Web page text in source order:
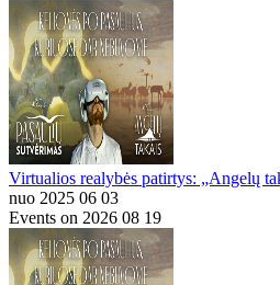
Virtualios realybės patirtys: „Angelų
nuo 2025 06 03
Events on 2026 08 19